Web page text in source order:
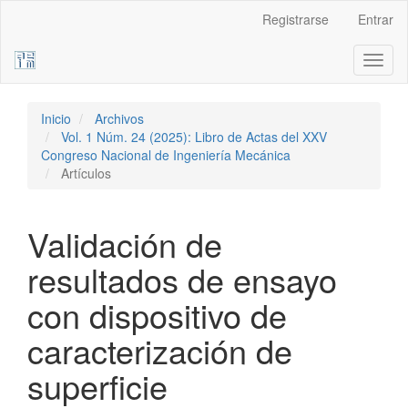
Barra
Registrarse Entrar
Inicio
Archivos
Vol. 1 Núm. 24 (2025): Libro de Actas del XXV
Congreso Nacional de Ingeniería Mecánica
Artículos
Validación de
resultados de ensayo
con dispositivo de
caracterización de
superficie